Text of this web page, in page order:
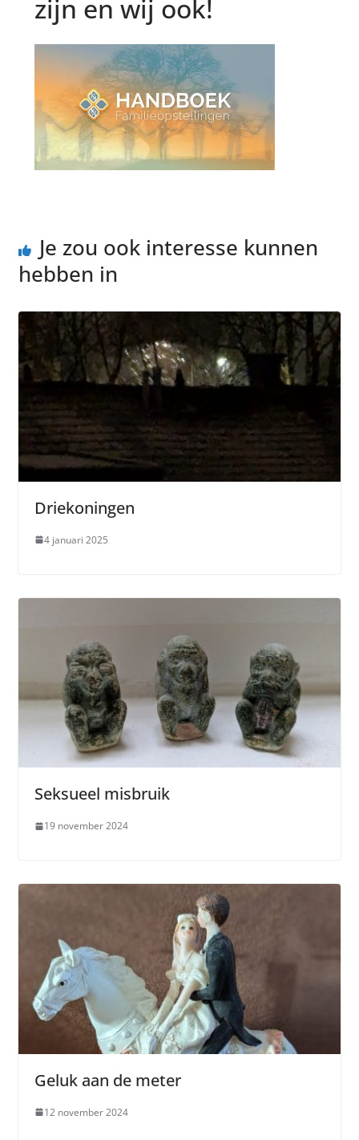
zijn en wij ook!
Je zou ook interesse kunnen
hebben in
Driekoningen
4 januari 2025
Seksueel misbruik
19 november 2024
Geluk aan de meter
12 november 2024